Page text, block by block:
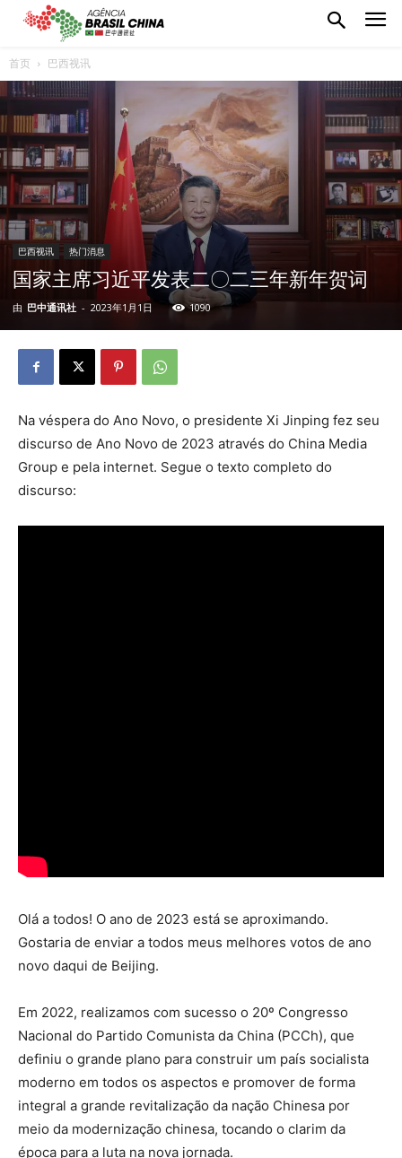
首页 巴西视讯
巴西视讯 热门消息
国家主席习近平发表二〇二三年新年贺词
由 巴中通讯社 - 2023年1月1日 1090
Na véspera do Ano Novo, o presidente Xi Jinping fez seu
discurso de Ano Novo de 2023 através do China Media
Group e pela internet. Segue o texto completo do
discurso:
Olá a todos! O ano de 2023 está se aproximando.
Gostaria de enviar a todos meus melhores votos de ano
novo daqui de Beijing.
Em 2022, realizamos com sucesso o 20º Congresso
Nacional do Partido Comunista da China (PCCh), que
definiu o grande plano para construir um país socialista
moderno em todos os aspectos e promover de forma
integral a grande revitalização da nação Chinesa por
meio da modernização chinesa, tocando o clarim da
época para a luta na nova jornada.